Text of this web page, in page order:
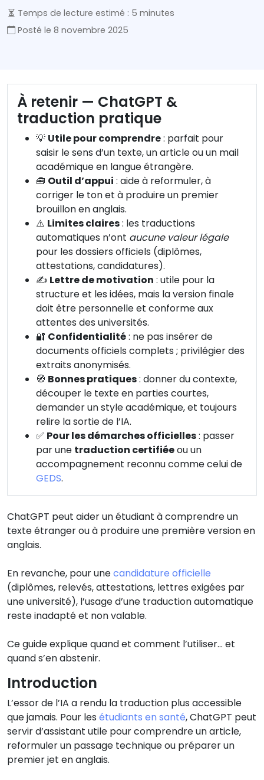
Temps de lecture estimé : 5 minutes
Posté le 8 novembre 2025
À retenir — ChatGPT &
traduction pratique
💡 Utile pour comprendre: parfait pour
saisir le sens d’un texte, un article ou un mail
académique en langue étrangère.
🧰 Outil d’appui : aide à reformuler, à
corriger le ton et à produire un premier
brouillon en anglais.
⚠️ Limites claires: les traductions
automatiques n’ont aucune valeur légale
pour les dossiers officiels (diplômes,
attestations, candidatures).
✍️ Lettre de motivation : utile pour la
structure et les idées, mais la version finale
doit être personnelle et conforme aux
attentes des universités.
🔐 Confidentialité: ne pas insérer de
documents officiels complets ; privilégier des
extraits anonymisés.
🧭 Bonnes pratiques: donner du contexte,
découper le texte en parties courtes,
demander un style académique, et toujours
relire la sortie de l’IA.
✅ Pour les démarches officielles: passer
par une traduction certifiéeou un
accompagnement reconnu comme celui de
GEDS.
ChatGPT peut aider un étudiant à comprendre un
texte étranger ou à produire une première version en
anglais.
En revanche, pour unecandidature officielle
(diplômes, relevés, attestations, lettres exigées par
une université), l’usage d’une traduction automatique
reste inadapté et non valable.
Ce guide explique quand et comment l’utiliser… et
quand s’en abstenir.
Introduction
L’essor de l’IA a rendu la traduction plus accessible
que jamais. Pour les étudiants en santé, ChatGPT peut
servir d’assistant utile pour comprendre un article,
reformuler un passage technique ou préparer un
premier jet en anglais.